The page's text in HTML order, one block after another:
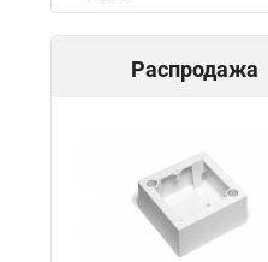
Распродажа